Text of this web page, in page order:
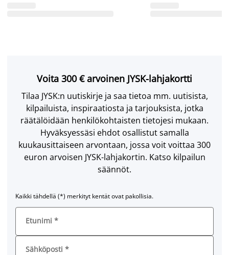
Voita 300 € arvoinen JYSK-lahjakortti
Tilaa JYSK:n uutiskirje ja saa tietoa mm. uutisista,
kilpailuista, inspiraatiosta ja tarjouksista, jotka
räätälöidään henkilökohtaisten tietojesi mukaan.
Hyväksyessäsi ehdot osallistut samalla
kuukausittaiseen arvontaan, jossa voit voittaa 300
euron arvoisen JYSK-lahjakortin. Katso kilpailun
säännöt.
Kaikki tähdellä (*) merkityt kentät ovat pakollisia.
Etunimi *
Sähköposti *